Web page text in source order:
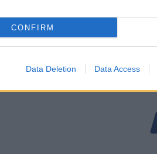
CONFIRM
Data Deletion Data Access